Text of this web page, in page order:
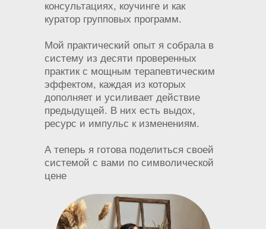
консультациях, коучинге и как
куратор групповых программ.
Мой практический опыт я собрала в
систему из десяти проверенных
практик с мощным терапевтическим
эффектом, каждая из которых
дополняет и усиливает действие
предыдущей. В них есть выдох,
ресурс и импульс к изменениям.
А теперь я готова поделиться своей
системой с вами по символической
цене